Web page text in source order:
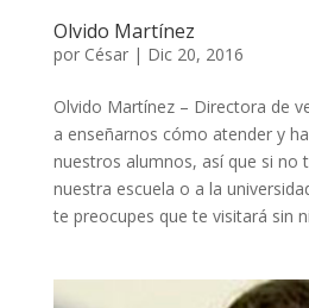
Olvido Martínez
por César| Dic 20, 2016
Olvido Martínez – Directora de
a enseñarnos cómo atender y
nuestros alumnos, así que si no
nuestra escuela o a la
te preocupes que te visitará sin